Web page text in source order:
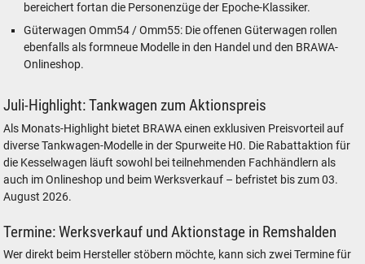
bereichert fortan die Personenzüge der Epoche-Klassiker.
Güterwagen Omm54 / Omm55: Die offenen Güterwagen rollen
ebenfalls als formneue Modelle in den Handel und den BRAWA-
Onlineshop.
Juli-Highlight: Tankwagen zum Aktionspreis
Als Monats-Highlight bietet BRAWA einen exklusiven Preisvorteil auf
diverse Tankwagen-Modelle in der Spurweite H0. Die Rabattaktion für
die Kesselwagen läuft sowohl bei teilnehmenden Fachhändlern als
auch im Onlineshop und beim Werksverkauf – befristet bis zum 03.
August 2026.
Termine: Werksverkauf und Aktionstage in Remshalden
Wer direkt beim Hersteller stöbern möchte, kann sich zwei Termine für